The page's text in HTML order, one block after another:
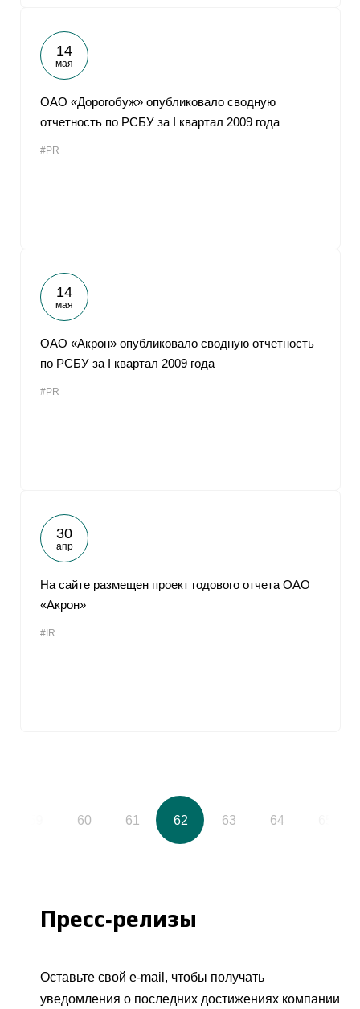
14
мая
ОАО «Дорогобуж» опубликовало сводную
отчетность по РСБУ за I квартал 2009 года
#PR
14
мая
ОАО «Акрон» опубликовало сводную отчетность
по РСБУ за I квартал 2009 года
#PR
30
апр
На сайте размещен проект годового отчета ОАО
«Акрон»
#IR
60 61 62 63 64
Пресс-релизы
Оставьте свой e-mail, чтобы получать
уведомления о последних достижениях компании